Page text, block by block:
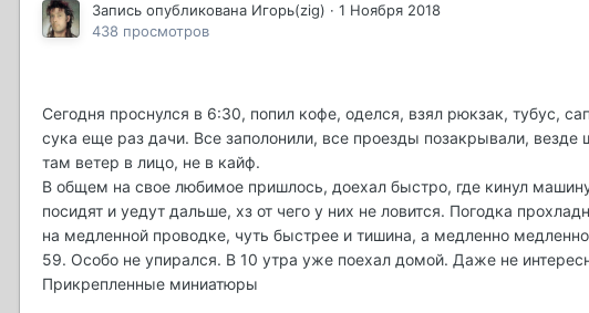
Запись опубликована Игорь(zig) · 1 Ноября 2018
438 просмотров
Сегодня проснулся в 6:30, попил кофе, оделся, взял рюкзак, тубус,
сука еще раз дачи. Все заполонили, все проезды позакрывали,
там ветер в лицо, не в кайф.
В общем на свое любимое пришлось, доехал быстро, где кинул
посидят и уедут дальше, хз от чего у них не ловится. Погодка
на медленной проводке, чуть быстрее и тишина, а медленно
59. Особо не упирался. В 10 утра уже поехал домой. Даже не
Прикрепленные миниатюры